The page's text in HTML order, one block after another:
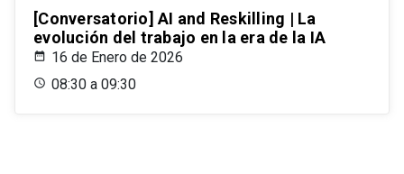
[Conversatorio] AI and Reskilling | La
evolución del trabajo en la era de la IA
16 de Enero de 2026
08:30 a 09:30